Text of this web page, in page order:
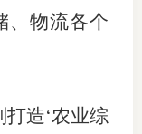
、物流各个
造‘农业综